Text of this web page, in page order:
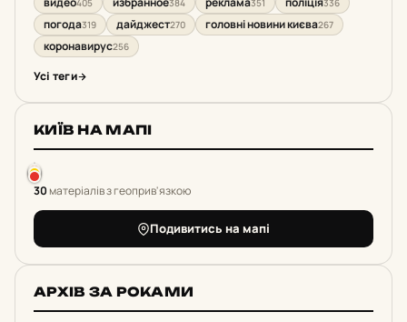
405 384 351 336
погода319 дайджест270 головні новини києва267
коронавирус256
Усі теги
КИЇВ НА МАПІ
30матеріалів з геоприв'язкою
Подивитись на мапі
АРХІВ ЗА РОКАМИ